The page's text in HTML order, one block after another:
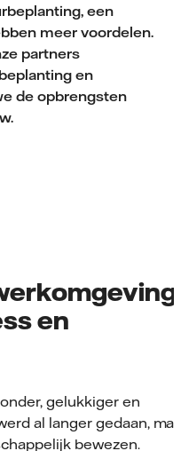
een
meer voordelen.
partners
en
de opbrengsten
en
gelukkiger en
al langer gedaan,
bewezen.